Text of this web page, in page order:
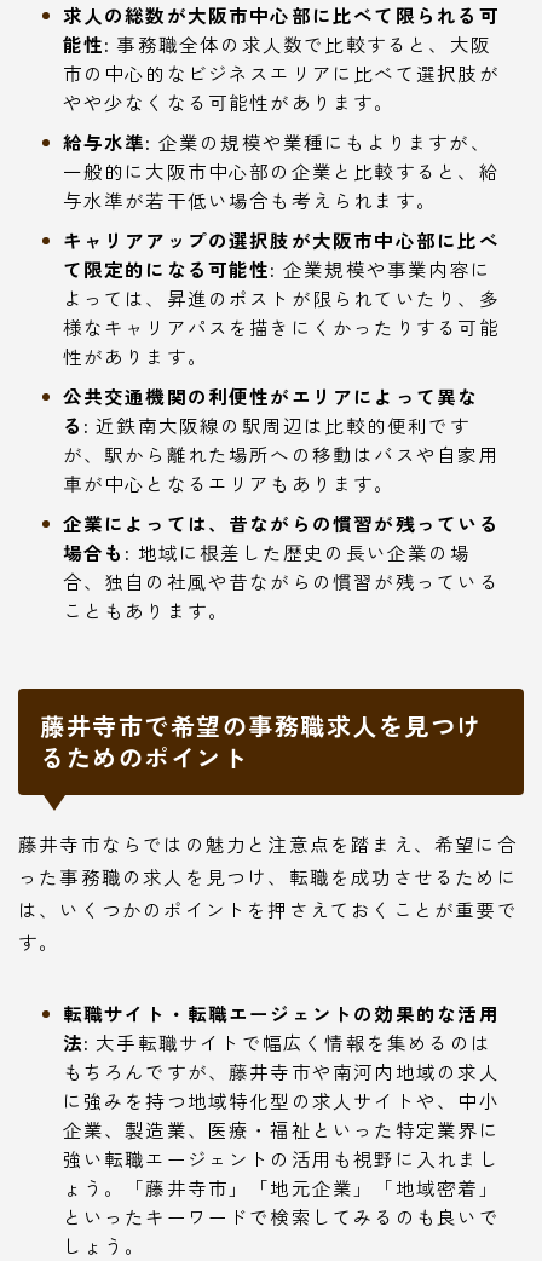
求人の総数が大阪市中心部に比べて限られる可
能性: 事務職全体の求人数で比較すると、大阪
市の中心的なビジネスエリアに比べて選択肢が
やや少なくなる可能性があります。
給与水準: 企業の規模や業種にもよりますが、
一般的に大阪市中心部の企業と比較すると、給
与水準が若干低い場合も考えられます。
キャリアアップの選択肢が大阪市中心部に比べ
て限定的になる可能性: 企業規模や事業内容に
よっては、昇進のポストが限られていたり、多
様なキャリアパスを描きにくかったりする可能
性があります。
公共交通機関の利便性がエリアによって異な
る: 近鉄南大阪線の駅周辺は比較的便利です
が、駅から離れた場所への移動はバスや自家用
車が中心となるエリアもあります。
企業によっては、昔ながらの慣習が残っている
場合も: 地域に根差した歴史の長い企業の場
合、独自の社風や昔ながらの慣習が残っている
こともあります。
藤井寺市で希望の事務職求人を見つけ
るためのポイント
藤井寺市ならではの魅力と注意点を踏まえ、希望に合
った事務職の求人を見つけ、転職を成功させるために
は、いくつかのポイントを押さえておくことが重要で
す。
転職サイト・転職エージェントの効果的な活用
法: 大手転職サイトで幅広く情報を集めるのは
もちろんですが、藤井寺市や南河内地域の求人
に強みを持つ地域特化型の求人サイトや、中小
企業、製造業、医療・福祉といった特定業界に
強い転職エージェントの活用も視野に入れまし
ょう。「藤井寺市」「地元企業」「地域密着」
といったキーワードで検索してみるのも良いで
しょう。